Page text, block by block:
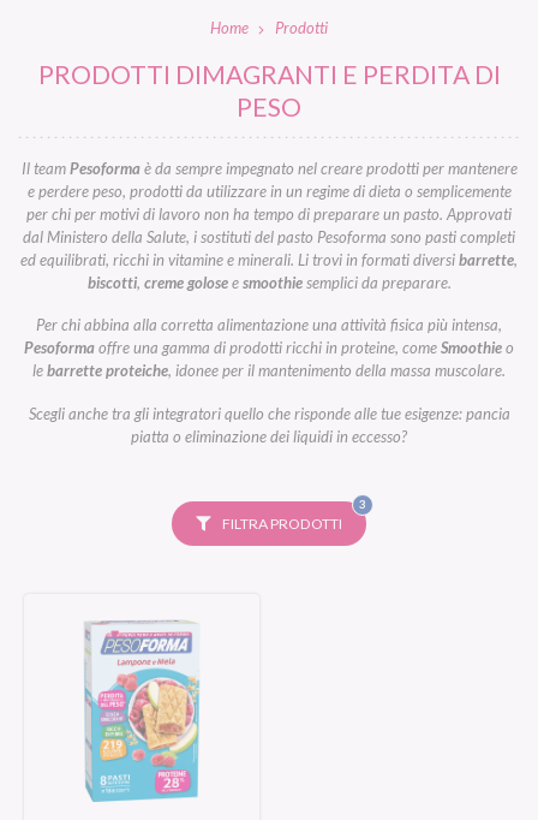
Home Prodotti
PRODOTTI DIMAGRANTI E PERDITA DI
PESO
Il teamPesoformaè da sempre impegnato nel creare prodotti per mantenere
e perdere peso, prodotti da utilizzare in un regime di dieta o semplicemente
per chi per motivi di lavoro non ha tempo di preparare un pasto. Approvati
dal Ministero della Salute, i sostituti del pasto Pesoforma sono pasti completi
ed equilibrati, ricchi in vitamine e minerali. Li trovi in formati diversibarrette,
biscotti, creme goloseesmoothiesemplici da preparare.
Per chi abbina alla corretta alimentazione una attività fisica più intensa,
Pesoformaoffre una gamma di prodotti ricchi in proteine, comeSmoothieo
lebarrette proteiche, idonee per il mantenimento della massa muscolare.
Scegli anche tra gli integratori quello che risponde alle tue esigenze: pancia
piatta o eliminazione dei liquidi in eccesso?
FILTRA PRODOTTI
3FILTRI
SELEZIONATI